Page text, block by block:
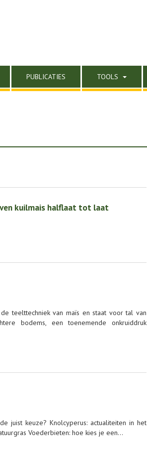
PUBLICATIES TOOLS
kuilmais halflaat tot laat
teelttechniek van maïs en staat voor tal van
bodems, een toenemende onkruiddruk
juist keuze? Knolcyperus: actualiteiten in het
Voederbieten: hoe kies je een…